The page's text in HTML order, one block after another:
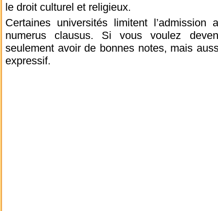
le droit culturel et religieux.
Certaines universités limitent
numerus clausus. Si vous voulez
seulement avoir de bonnes notes, mais
expressif.